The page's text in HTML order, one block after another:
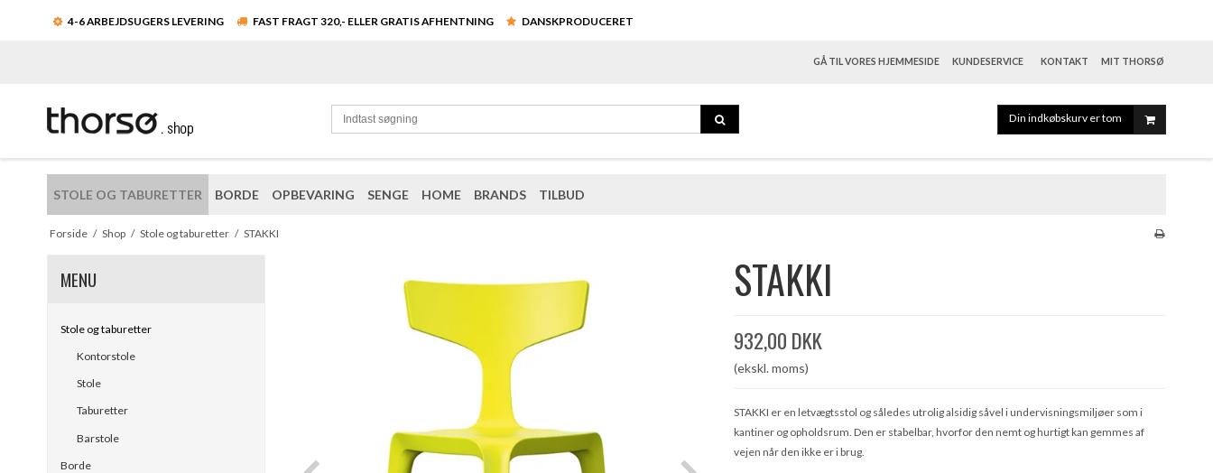
4-6 ARBEJDSUGERS LEVERING FAST FRAGT 320,- ELLER GRATIS AFHENTNING DANSKPRODUCERET
GÅ TIL VORES HJEMMESIDE KUNDESERVICE KONTAKT MIT THORSØ
Din indkøbskurv er tom
STOLE OG TABURETTER BORDE OPBEVARING SENGE HOME BRANDS TILBUD
Forside / Shop / Stole og taburetter / STAKKI
MENU
Stole og taburetter
Kontorstole
Stole
Taburetter
Barstole
Borde
STAKKI
932,00 DKK
(ekskl. moms)
STAKKI er en letvægtsstol og således utrolig alsidig såvel i undervisningsmiljøer som i
kantiner og opholdsrum. Den er stabelbar, hvorfor den nemt og hurtigt kan gemmes af
vejen når den ikke er i brug.